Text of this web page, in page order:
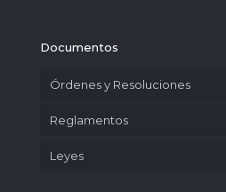
Documentos
Órdenes y Resoluciones
Reglamentos
Leyes